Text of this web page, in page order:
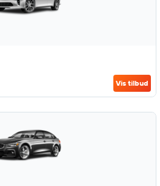
Vis tilbud